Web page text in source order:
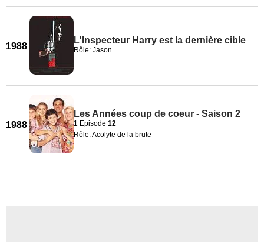
1988
L'Inspecteur Harry est la dernière cible
Rôle: Jason
1988
Les Années coup de coeur - Saison 2
1 Episode 12
Rôle: Acolyte de la brute